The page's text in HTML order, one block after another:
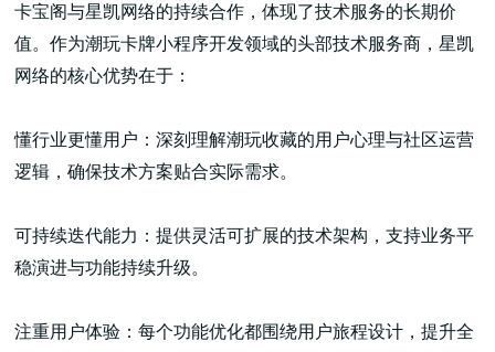
高端网站建设
广告大片形式做开发
卡宝阁与星凯网络的持续合作，体现了技术服务的长期价
值。作为潮玩卡牌小程序开发领域的头部技术服务商，星凯
网络的核心优势在于：
懂行业更懂用户：深刻理解潮玩收藏的用户心理与社区运营
逻辑，确保技术方案贴合实际需求。
可持续迭代能力：提供灵活可扩展的技术架构，支持业务平
稳演进与功能持续升级。
注重用户体验：每个功能优化都围绕用户旅程设计，提升全